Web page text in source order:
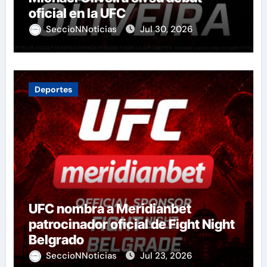
oficial en la UFC
SeccioNNoticias Jul 30, 2026
Deportes
UFC nombra a Meridianbet
patrocinador oficial de Fight Night
Belgrado
SeccioNNoticias Jul 23, 2026